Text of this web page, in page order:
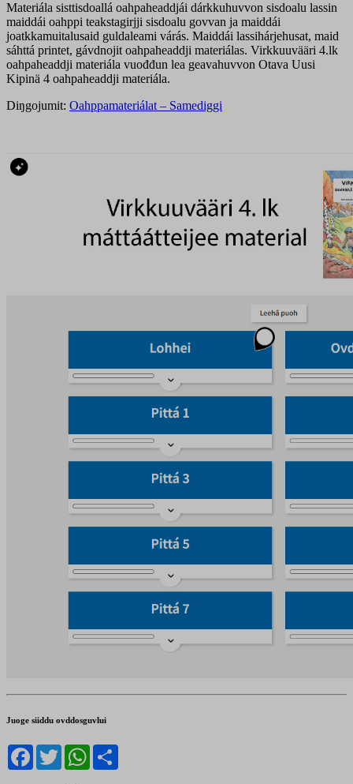
Materiála sisttisdoallá oahpaheaddjái dárkkuhuvvon sisdoalu lassin
maiddái oahppi teakstagirjji sisdoalu govvan ja maiddái
joatkkamuitalusaid guldaleami várás. Maiddái lassihárjehusat, maid
sáhttá printet, gávdnojit oahpaheaddji materiálas. Virkkuuvääri 4.lk
oahpaheaddji materiála vuođđun lea geavahuvvon Otava Uusi
Kipinä 4 oahpaheaddji materiála.
Diŋgojumit: Oahppamateriálat – Samediggi
Juoge siiddu ovddosguvlui
Facebook
TwitterWhatsApp